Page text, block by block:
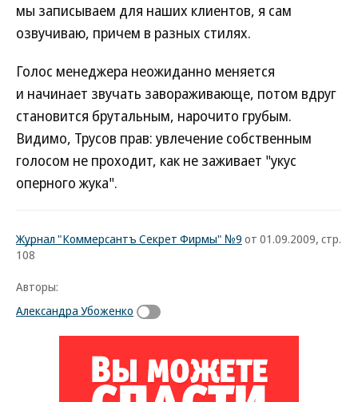
мы записываем для наших клиентов, я сам
озвучиваю, причем в разных стилях.
Голос менеджера неожиданно меняется
и начинает звучать завораживающе, потом вдруг
становится брутальным, нарочито грубым.
Видимо, Трусов прав: увлечение собственным
голосом не проходит, как не заживает "укус
оперного жука".
Журнал "Коммерсантъ Секрет Фирмы" №9 от 01.09.2009, стр.
108
Авторы:
Александра Убоженко